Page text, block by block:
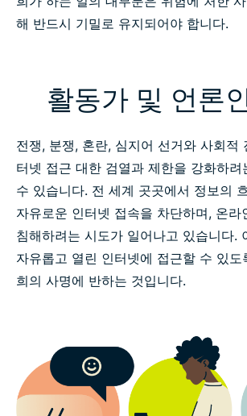
해 반드시 기밀로 유지되어야 합니다.
활동가 및 언론
전쟁, 분쟁, 혼란, 심지어 선거와 사회적
터넷 접근 대한 검열과 제한을 강화하
수 있습니다. 전 세계 곳곳에서 정보의
자유로운 인터넷 접속을 차단하며, 온라
침해하려는 시도가 일어나고 있습니다.
자유롭고 열린 인터넷에 접근할 수 있도
희의 사명에 반하는 것입니다.